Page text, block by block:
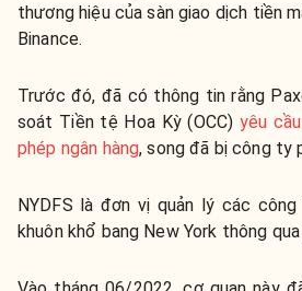
thương hiệu của sàn giao dịch tiền
Binance.
Trước đó, đã có thông tin rằng
soát Tiền tệ Hoa Kỳ (OCC) yêu
phép ngân hàng, song đã bị công ty
NYDFS là đơn vị quản lý các
khuôn khổ bang New York thông